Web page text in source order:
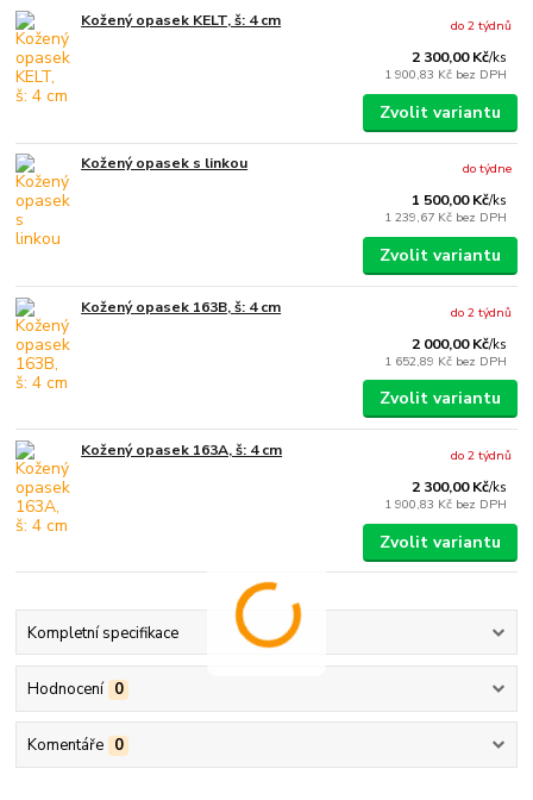
Kožený opasek KELT, š: 4 cm
2 300,00 Kč/ks
1 900,83 Kč bez DPH
do 2 týdnů
Zvolit variantu
Kožený opasek s linkou
1 500,00 Kč/ks
1 239,67 Kč bez DPH
do týdne
Zvolit variantu
Kožený opasek 163B, š: 4 cm
2 000,00 Kč/ks
1 652,89 Kč bez DPH
do 2 týdnů
Zvolit variantu
Kožený opasek 163A, š: 4 cm
2 300,00 Kč/ks
1 900,83 Kč bez DPH
do 2 týdnů
Zvolit variantu
Kompletní specifikace
Hodnocení 0
Komentáře 0